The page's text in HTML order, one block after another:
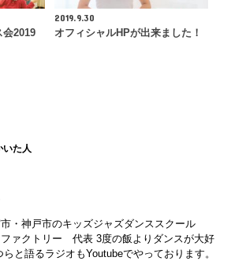
会2019
2019.9.30
オフィシャルHPが出来ました！
いた人
・神戸市のキッズジャズダンススクール
ファクトリー 代表 3度の飯よりダンスが大好
らと語るラジオもYoutubeでやっております。